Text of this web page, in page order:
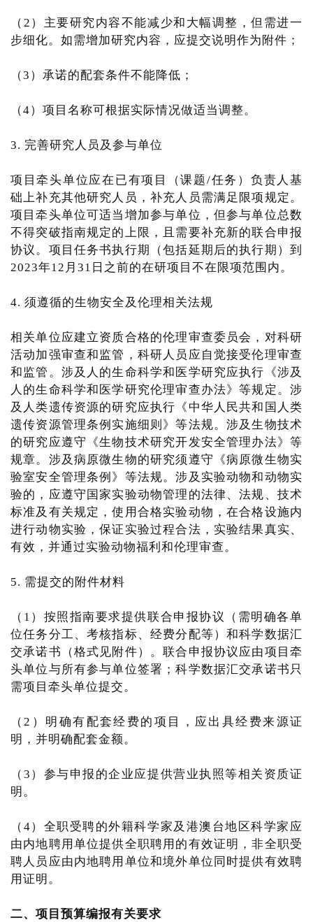
（2）主要研究内容不能减少和大幅调整，但需进一
步细化。如需增加研究内容，应提交说明作为附件；
（3）承诺的配套条件不能降低；
（4）项目名称可根据实际情况做适当调整。
3. 完善研究人员及参与单位
项目牵头单位应在已有项目（课题/任务）负责人基
础上补充其他研究人员，补充人员需满足限项规定。
项目牵头单位可适当增加参与单位，但参与单位总数
不得突破指南规定的上限，且需要补充新的联合申报
协议。项目任务书执行期（包括延期后的执行期）到
2023年12月31日之前的在研项目不在限项范围内。
4. 须遵循的生物安全及伦理相关法规
相关单位应建立资质合格的伦理审查委员会，对科研
活动加强审查和监管，科研人员应自觉接受伦理审查
和监管。涉及人的生命科学和医学研究应执行《涉及
人的生命科学和医学研究伦理审查办法》等规定。涉
及人类遗传资源的研究应执行《中华人民共和国人类
遗传资源管理条例实施细则》等法规。涉及生物技术
的研究应遵守《生物技术研究开发安全管理办法》等
规章。涉及病原微生物的研究须遵守《病原微生物实
验室安全管理条例》等法规。涉及实验动物和动物实
验的，应遵守国家实验动物管理的法律、法规、技术
标准及有关规定，使用合格实验动物，在合格设施内
进行动物实验，保证实验过程合法，实验结果真实、
有效，并通过实验动物福利和伦理审查。
5. 需提交的附件材料
（1）按照指南要求提供联合申报协议（需明确各单
位任务分工、考核指标、经费分配等）和科学数据汇
交承诺书（格式见附件）。联合申报协议应由项目牵
头单位与所有参与单位签署；科学数据汇交承诺书只
需项目牵头单位提交。
（2）明确有配套经费的项目，应出具经费来源证
明，并明确配套金额。
（3）参与申报的企业应提供营业执照等相关资质证
明。
（4）全职受聘的外籍科学家及港澳台地区科学家应
由内地聘用单位提供全职聘用的有效证明，非全职受
聘人员应由内地聘用单位和境外单位同时提供有效聘
用证明。
二、项目预算编报有关要求